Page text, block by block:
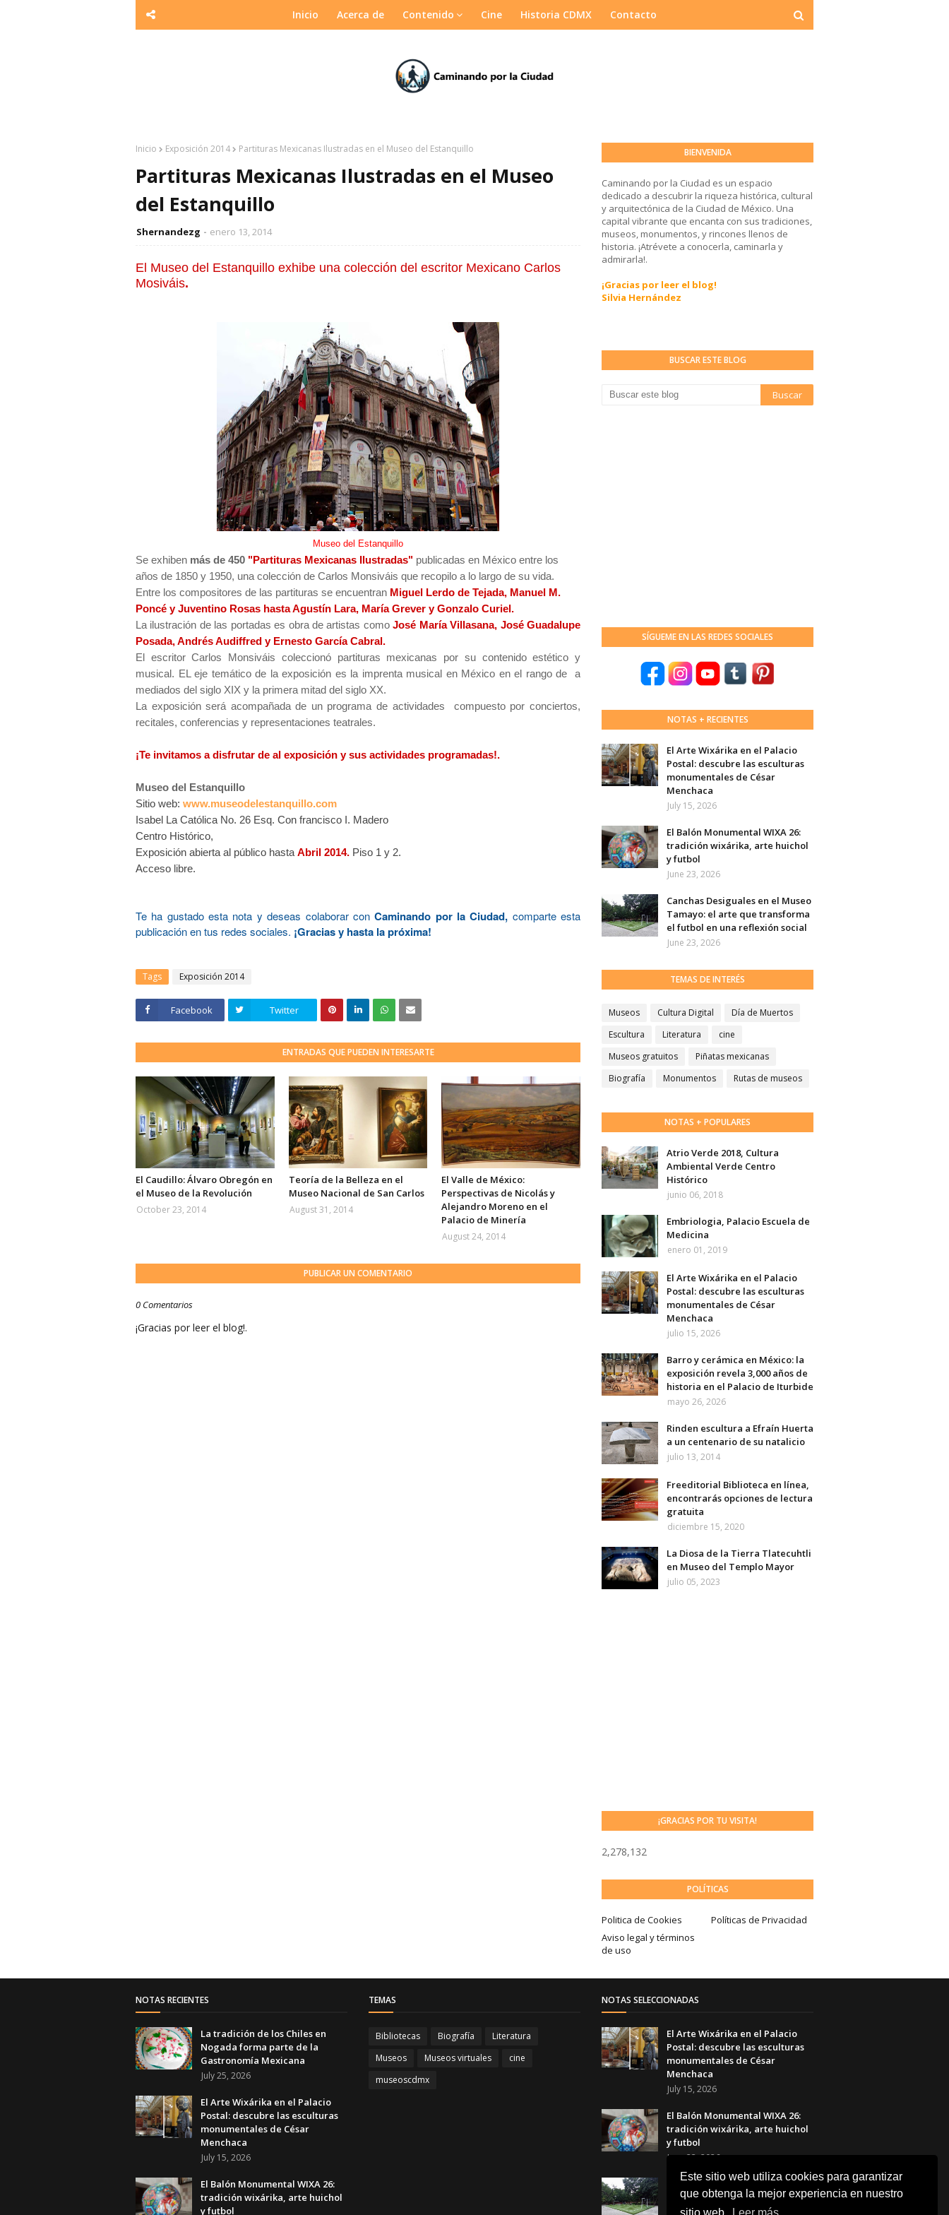
Este sitio web utiliza cookies para garantizar
que obtenga la mejor experiencia en nuestro
Inicio Acerca de Contenido Cine Historia CDMX Contacto
Inicio Exposición 2014 Partituras Mexicanas Ilustradas en el Museo del Estanquillo
Partituras Mexicanas Ilustradas en el Museo
del Estanquillo
Shernandezg enero 13, 2014
El Museo del Estanquillo exhibe una colección del escritor Mexicano Carlos
Mosiváis.
Museo del Estanquillo
Se exhiben más de 450 "Partituras Mexicanas Ilustradas" publicadas en México entre los
años de 1850 y 1950, una colección de Carlos Monsiváis que recopilo a lo largo de su vida.
Entre los compositores de las partituras se encuentran Miguel Lerdo de Tejada, Manuel M.
Poncé y Juventino Rosas hasta Agustín Lara, María Grever y Gonzalo Curiel.
La ilustración de las portadas es obra de artistas como José María Villasana, José Guadalupe
Posada, Andrés Audiffred y Ernesto García Cabral.
El escritor Carlos Monsiváis coleccionó partituras mexicanas por su contenido estético y
musical. EL eje temático de la exposición es la imprenta musical en México en el rango de a
mediados del siglo XIX y la primera mitad del siglo XX.
La exposición será acompañada de un programa de actividades compuesto por conciertos,
recitales, conferencias y representaciones teatrales.
¡Te invitamos a disfrutar de al exposición y sus actividades programadas!.
Museo del Estanquillo
Sitio web: www.museodelestanquillo.com
Isabel La Católica No. 26 Esq. Con francisco I. Madero
Centro Histórico,
Exposición abierta al público hasta Abril 2014. Piso 1 y 2.
Acceso libre.
Te ha gustado esta nota y deseas colaborar conCaminando por la Ciudad, comparte esta
publicación en tus redes sociales. ¡Gracias y hasta la próxima!
Tags Exposición 2014
Facebook Twitter
ENTRADAS QUE PUEDEN INTERESARTE
El Caudillo: Álvaro Obregón en
el Museo de la Revolución
October 23, 2014
Teoría de la Belleza en el
Museo Nacional de San Carlos
August 31, 2014
El Valle de México:
Perspectivas de Nicolás y
Alejandro Moreno en el
Palacio de Minería
August 24, 2014
PUBLICAR UN COMENTARIO
0 Comentarios
¡Gracias por leer el blog!.
BIENVENIDA
Caminando por la Ciudad es un espacio
dedicado a descubrir la riqueza histórica, cultural
y arquitectónica de la Ciudad de México. Una
capital vibrante que encanta con sus tradiciones,
museos, monumentos, y rincones llenos de
historia. ¡Atrévete a conocerla, caminarla y
admirarla!.
¡Gracias por leer el blog!
Silvia Hernández
BUSCAR ESTE BLOG
SÍGUEME EN LAS REDES SOCIALES
NOTAS + RECIENTES
El Arte Wixárika en el Palacio
Postal: descubre las esculturas
monumentales de César
Menchaca
July 15, 2026
El Balón Monumental WIXA 26:
tradición wixárika, arte huichol
y futbol
June 23, 2026
Canchas Desiguales en el Museo
Tamayo: el arte que transforma
el futbol en una reflexión social
June 23, 2026
TEMAS DE INTERÉS
Museos Cultura Digital
Día de Muertos
Escultura
Literatura
cine
Museos gratuitos
Piñatas mexicanas
Biografía
Monumentos Rutas de museos
NOTAS + POPULARES
Atrio Verde 2018, Cultura
Ambiental Verde Centro
Histórico
junio 06, 2018
Embriologia, Palacio Escuela de
Medicina
enero 01, 2019
El Arte Wixárika en el Palacio
Postal: descubre las esculturas
monumentales de César
Menchaca
julio 15, 2026
Barro y cerámica en México: la
exposición revela 3,000 años de
historia en el Palacio de Iturbide
mayo 26, 2026
Rinden escultura a Efraín Huerta
a un centenario de su natalicio
julio 13, 2014
Freeditorial Biblioteca en línea,
encontrarás opciones de lectura
gratuita
diciembre 15, 2020
La Diosa de la Tierra Tlatecuhtli
en Museo del Templo Mayor
julio 05, 2023
¡GRACIAS POR TU VISITA!
2,278,132
POLÍTICAS
Politica de Cookies
Políticas de Privacidad
Aviso legal y términos
de uso
NOTAS RECIENTES
La tradición de los Chiles en
Nogada forma parte de la
Gastronomía Mexicana
July 25, 2026
El Arte Wixárika en el Palacio
Postal: descubre las esculturas
monumentales de César
Menchaca
July 15, 2026
El Balón Monumental WIXA 26:
tradición wixárika, arte huichol
y futbol
TEMAS
Bibliotecas Biografía
Literatura
Museos
Museos virtuales
cine
museoscdmx
NOTAS SELECCIONADAS
El Arte Wixárika en el Palacio
Postal: descubre las esculturas
monumentales de César
Menchaca
July 15, 2026
El Balón Monumental WIXA 26:
tradición wixárika, arte huichol
y futbol
June 23, 2026
Canchas Desiguales en el Museo
Tamayo: el arte que transforma
el futbol en una reflexión social